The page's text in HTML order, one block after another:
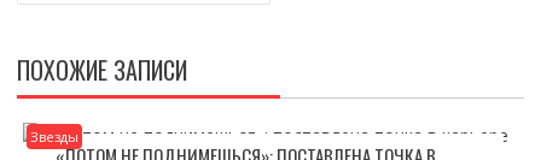
ПОХОЖИЕ ЗАПИСИ
Звезды